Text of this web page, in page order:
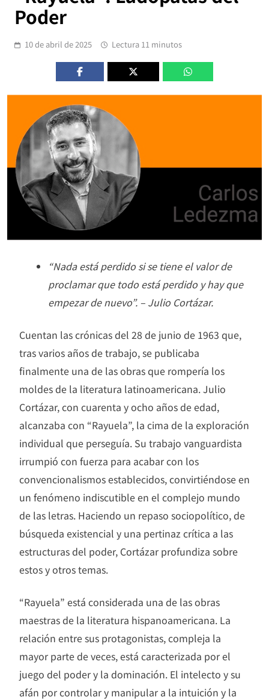
Poder
10 de abril de 2025 Lectura 11 minutos
“Nada está perdido si se tiene el valor de
proclamar que todo está perdido y hay que
empezar de nuevo”. – Julio Cortázar.
Cuentan las crónicas del 28 de junio de 1963 que,
tras varios años de trabajo, se publicaba
finalmente una de las obras que rompería los
moldes de la literatura latinoamericana. Julio
Cortázar, con cuarenta y ocho años de edad,
alcanzaba con “Rayuela”, la cima de la exploración
individual que perseguía. Su trabajo vanguardista
irrumpió con fuerza para acabar con los
convencionalismos establecidos, convirtiéndose en
un fenómeno indiscutible en el complejo mundo
de las letras. Haciendo un repaso sociopolítico, de
búsqueda existencial y una pertinaz crítica a las
estructuras del poder, Cortázar profundiza sobre
estos y otros temas.
“Rayuela” está considerada una de las obras
maestras de la literatura hispanoamericana. La
relación entre sus protagonistas, compleja la
mayor parte de veces, está caracterizada por el
juego del poder y la dominación. El intelecto y su
afán por controlar y manipular a la intuición y la